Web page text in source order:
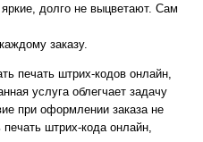
долго не выцветают. Сам
заказу.
печать штрих-кодов онлайн,
услуга облегчает задачу
при оформлении заказа не
штрих-кода онлайн,